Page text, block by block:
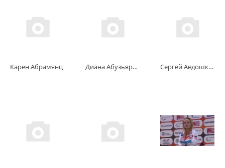
Карен Абрамянц Диана Абузьярова Сергей Авдошкин